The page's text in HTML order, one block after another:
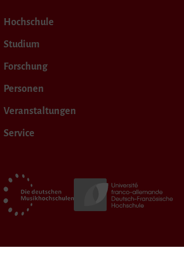
Hochschule
Studium
Forschung
Personen
Veranstaltungen
Service